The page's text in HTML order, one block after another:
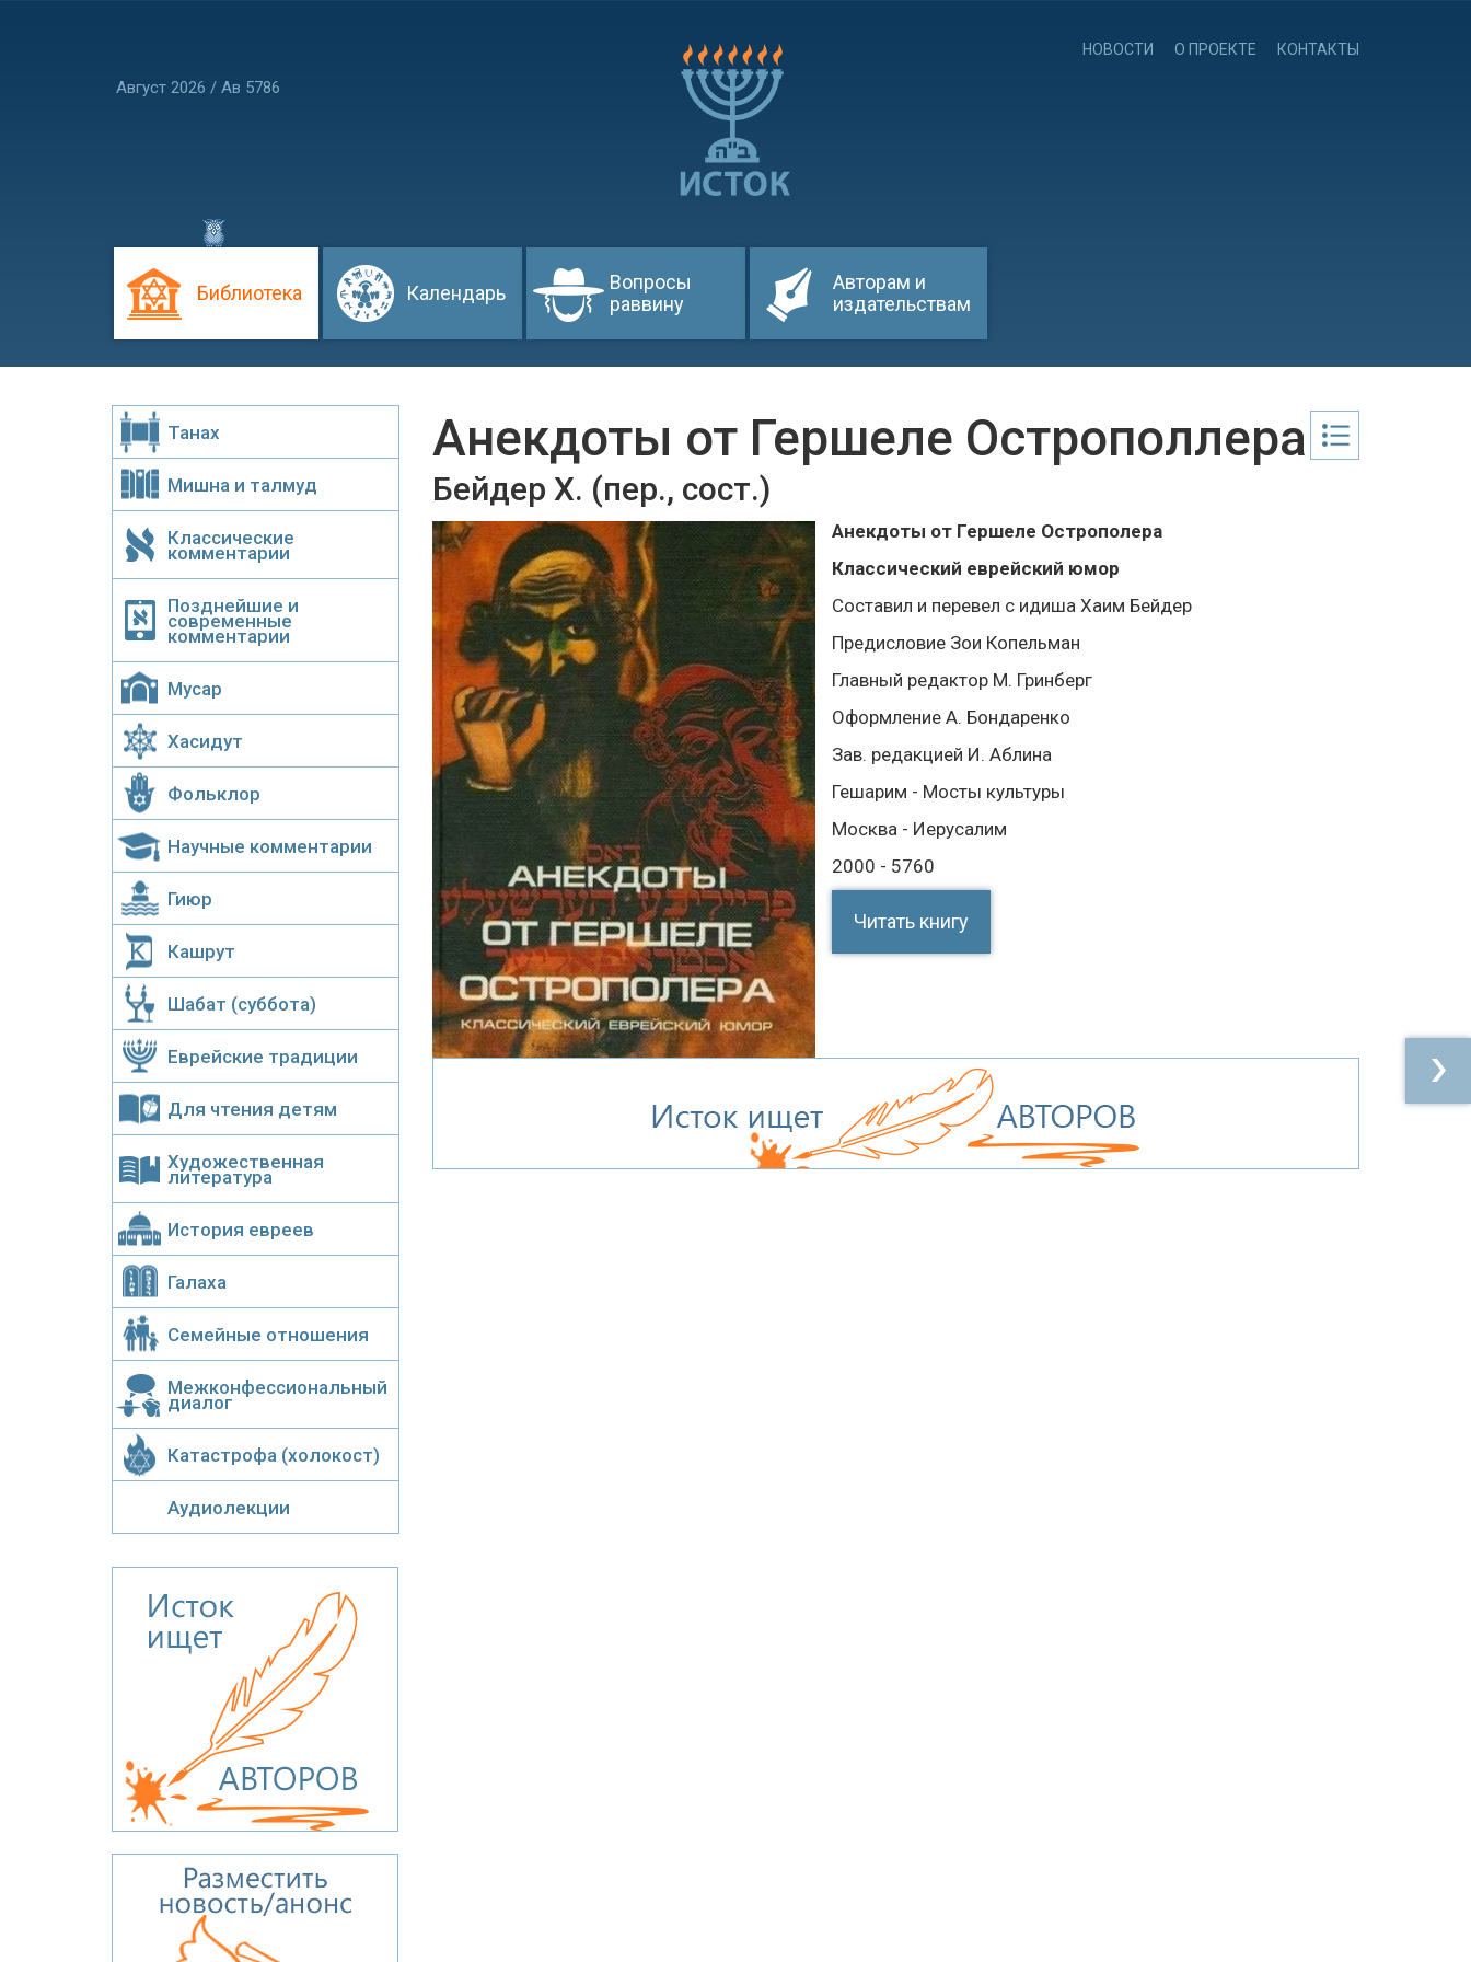
Август 2026 / Ав 5786
НОВОСТИ О ПРОЕКТЕ КОНТАКТЫ
Библиотека Календарь
Вопросы
раввину
Авторам и
издательствам
Анекдоты от Гершеле Острополлера
Бейдер Х. (пер., сост.)
Анекдоты от Гершеле Острополера
Классический еврейский юмор
Составил и перевел с идиша Хаим Бейдер
Предисловие Зои Копельман
Главный редактор М. Гринберг
Оформление А. Бондаренко
Зав. редакцией И. Аблина
Гешарим - Мосты культуры
Москва - Иерусалим
2000 - 5760
Читать книгу
Танах
Мишна и талмуд
Классические
комментарии
Позднейшие и
современные
комментарии
Мусар
Хасидут
Фольклор
Научные комментарии
Гиюр
Кашрут
Шабат (суббота)
Еврейские традиции
Для чтения детям
Художественная
литература
История евреев
Галаха
Семейные отношения
Межконфессиональный
диалог
Катастрофа (холокост)
Аудиолекции